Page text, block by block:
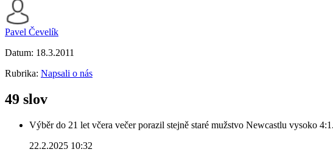
Pavel Čevelík
Datum: 18.3.2011
Rubrika: Napsali o nás
49 slov
Výběr do 21 let včera večer porazil stejně staré mužstvo Newcastlu vysoko
22.2.2025 10:32